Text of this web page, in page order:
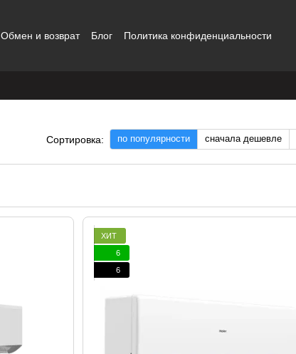
Обмен и возврат Блог
Политика конфиденциальности
Сортировка: по популярности сначала дешевле
ХИТ
6
6